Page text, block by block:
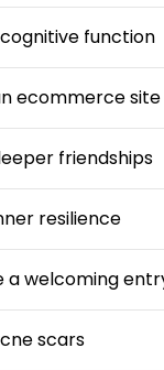
function
ecommerce site
friendships
resilience
a welcoming
scars